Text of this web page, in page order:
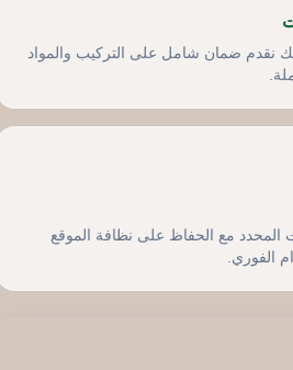
نقدم ضمان شامل على التركيب والمواد
المحدد مع الحفاظ على نظافة الموقع
الفوري.